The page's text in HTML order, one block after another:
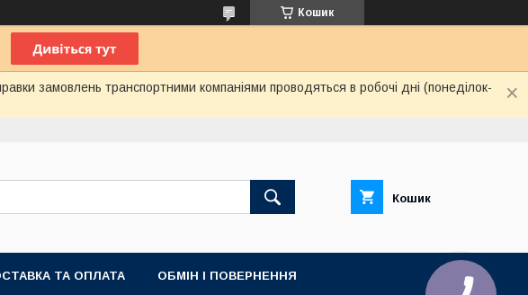
Кошик
замовлень транспортними компаніями проводяться в робочі дні (понеділок-
Кошик
ТА ОПЛАТА ОБМІН І ПОВЕРНЕННЯ